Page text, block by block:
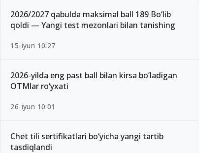
2026/2027 qabulda maksimal ball 189 Bo‘lib
qoldi — Yangi test mezonlari bilan tanishing
15-iyun 10:27
2026-yilda eng past ball bilan kirsa bo‘ladigan
OTMlar ro‘yxati
26-iyun 10:01
Chet tili sertifikatlari bo‘yicha yangi tartib
tasdiqlandi